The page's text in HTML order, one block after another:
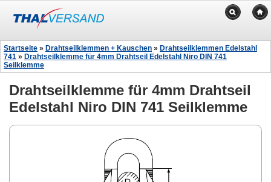
Startseite » Drahtseilklemmen + Kauschen » Drahtseilklemmen Edelstahl
741 » Drahtseilklemme für 4mm Drahtseil Edelstahl Niro DIN 741
Seilklemme
Drahtseilklemme für 4mm Drahtseil
Edelstahl Niro DIN 741 Seilklemme